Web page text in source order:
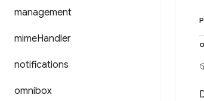
management
mimeHandler
notifications
omnibox